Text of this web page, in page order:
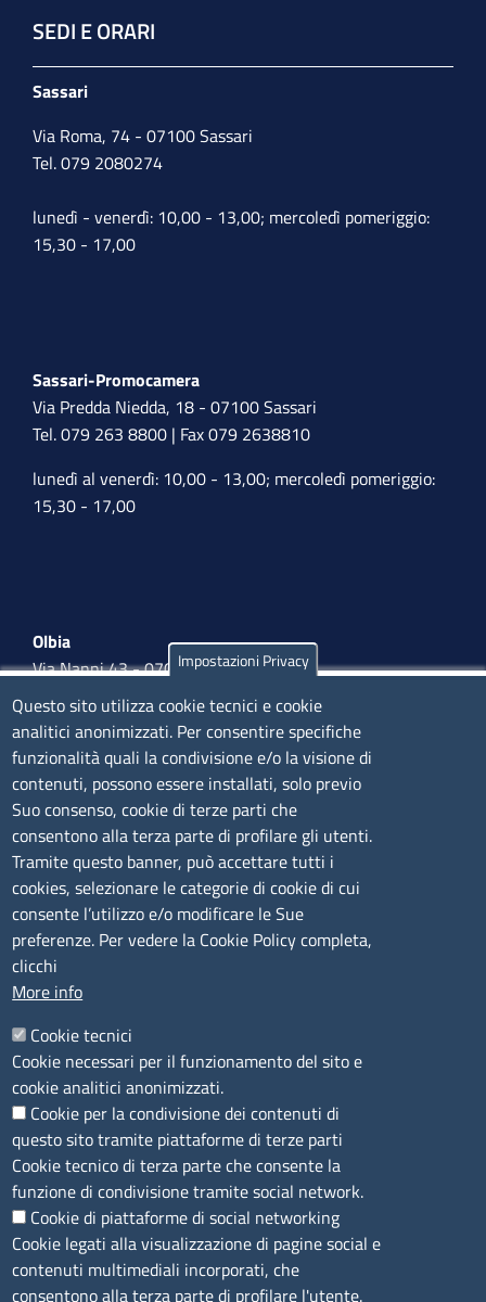
SEDI E ORARI
Sassari
Via Roma, 74 - 07100 Sassari
Tel. 079 2080274
lunedì - venerdì: 10,00 - 13,00; mercoledì pomeriggio:
15,30 - 17,00
Sassari-Promocamera
Via Predda Niedda, 18 - 07100 Sassari
Tel. 079 263 8800 | Fax 079 2638810
lunedì al venerdì: 10,00 - 13,00; mercoledì pomeriggio:
15,30 - 17,00
Olbia
Via Nanni 43 - 07026 Olbia
Tel. 0789 66122 | 0789 69580
mail: ufficio.olbia@ss.camcom.it
lunedì al venerdì: 9,00 - 12,00; lunedì pomeriggio: 16,00
- 17,00
CONTATTI
Camera di Commercio, Industria, Artigianato e
Agricoltura di Sassari
PEC
P.IVA01047570906
Codice Fiscale
Codice Univoco per le fatture elettroniche: UFPXFS
LINK UTILI
Segnalazione di illecito
Amministrazione Trasparente
Accesso riservato
Dichiarazione di accessibilità
Impostazioni Privacy
Questo sito utilizza cookie tecnici e cookie
analitici anonimizzati. Per consentire specifiche
funzionalità quali la condivisione e/o la visione di
contenuti, possono essere installati, solo previo
Suo consenso, cookie di terze parti che
consentono alla terza parte di profilare gli utenti.
Tramite questo banner, può accettare tutti i
cookies, selezionare le categorie di cookie di cui
consente l’utilizzo e/o modificare le Sue
preferenze. Per vedere la Cookie Policy completa,
clicchi
More info
Cookie tecnici
Cookie necessari per il funzionamento del sito e
cookie analitici anonimizzati.
Cookie per la condivisione dei contenuti di
questo sito tramite piattaforme di terze parti
Cookie tecnico di terza parte che consente la
funzione di condivisione tramite social network.
Cookie di piattaforme di social networking
Cookie legati alla visualizzazione di pagine social e
contenuti multimediali incorporati, che
consentono alla terza parte di profilare l'utente.